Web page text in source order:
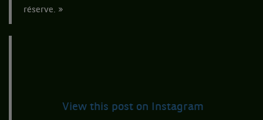
réserve. »
View this post on Instagram